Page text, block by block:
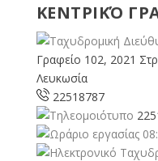
ΚΕΝΤΡΙΚΌ
Γραφείο 102, 2021
Λευκωσία
22518787